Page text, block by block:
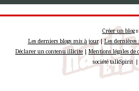
Créer un blog
Les derniers blogs mis à jour|Les dernières
Déclarer un contenu illicite|Mentions légales de
société talkSpirit |